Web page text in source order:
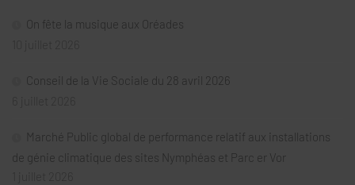
On fête la musique aux Oréades
Conseil de la Vie Sociale du 28 avril 2026
Marché Public global de performance relatif aux installations
de génie climatique des sites Nymphéas et Parc er Vor